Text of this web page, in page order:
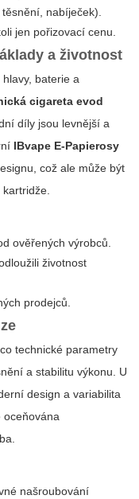
nabíječek).
jen pořizovací cenu.
a životnost
baterie a
cigareta evod
díly jsou levnější a
IBvape E-Papierosy
což ale může být
ověřených výrobců.
životnost
prodejců.
technické parametry
a stabilitu výkonu. U
design a variabilita
oceňována
našroubování